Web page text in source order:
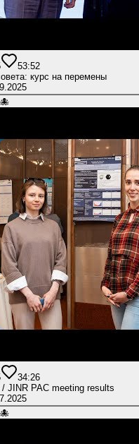
53:52
курс на перемены
🐙
34:26
JINR PAC meeting results
🐙